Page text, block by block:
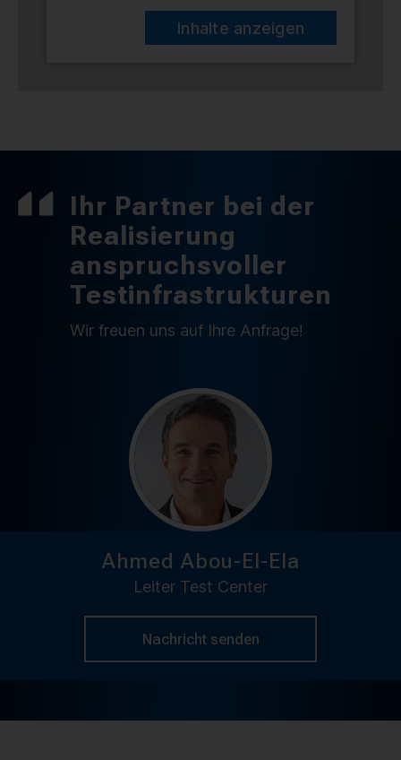
Inhalte anzeigen
Ihr Partner bei der
Realisierung
anspruchsvoller
Testinfrastrukturen
Wir freuen uns auf Ihre Anfrage!
Ahmed Abou-El-Ela
Leiter Test Center
Nachricht senden